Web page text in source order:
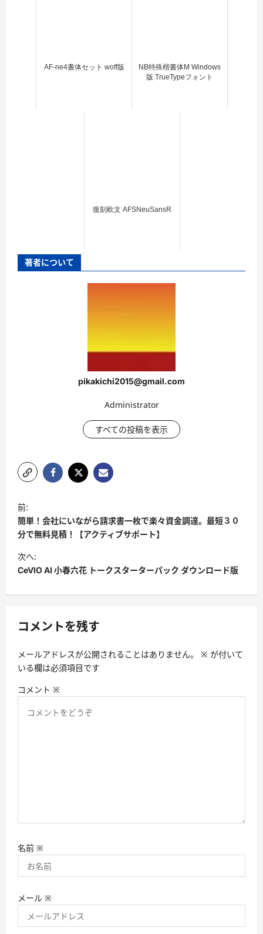
AF-ne4書体セット woff版
NB特殊楷書体M Windows
版 TrueTypeフォント
復刻欧文 AFSNeuSansR
著者について
pikakichi2015@gmail.com
Administrator
すべての投稿を表示
投
稿
ナ
ビ
ゲ
ー
ョ
前:
簡単！会社にいながら請求書一枚で楽々資金調達。最短３０
分で無料見積！【アクティブサポート】
次へ:
CeVIO AI 小春六花 トークスターターパック ダウンロード版
コメントを残す
メールアドレスが公開されることはありません。 ※ が付いて
いる欄は必須項目です
コメント ※
名前 ※
メール ※